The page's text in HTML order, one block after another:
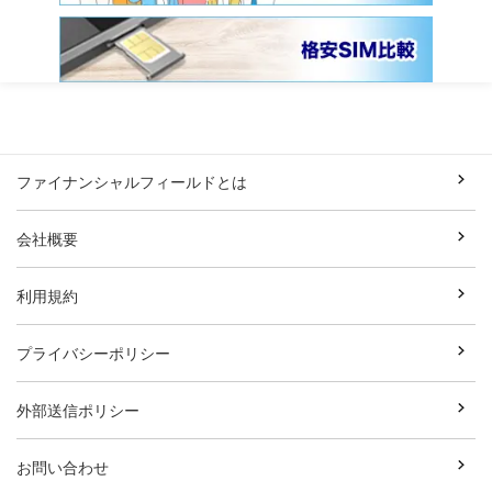
ファイナンシャルフィールドとは
会社概要
利用規約
プライバシーポリシー
外部送信ポリシー
お問い合わせ